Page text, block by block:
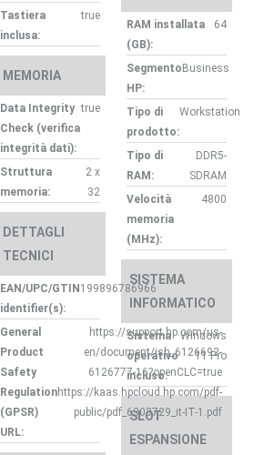
Tastiera
inclusa:
true
MEMORIA
Data Integrity
Check (verifica
integrità dati):
true
Struttura
memoria:
2 x
32
DETTAGLI
TECNICI
EAN/UPC/GTIN
identifier(s):
199896786966
General
Product
Safety
Regulation
(GPSR)
URL:
https://support.hp.com/us-
en/document/ish_6126692-
6126777-16?openCLC=true
https://kaas.hpcloud.hp.com/pdf-
public/pdf_6303729_it-IT-1.pdf
RAM installata
(GB):
64
Segmento
HP:
Business
Tipo di
prodotto:
Workstation
Tipo di
RAM:
DDR5-
SDRAM
Velocità
memoria
(MHz):
4800
SISTEMA
INFORMATICO
Sistema
operativo
incluso:
Windows
11 Pro
SLOT
ESPANSIONE